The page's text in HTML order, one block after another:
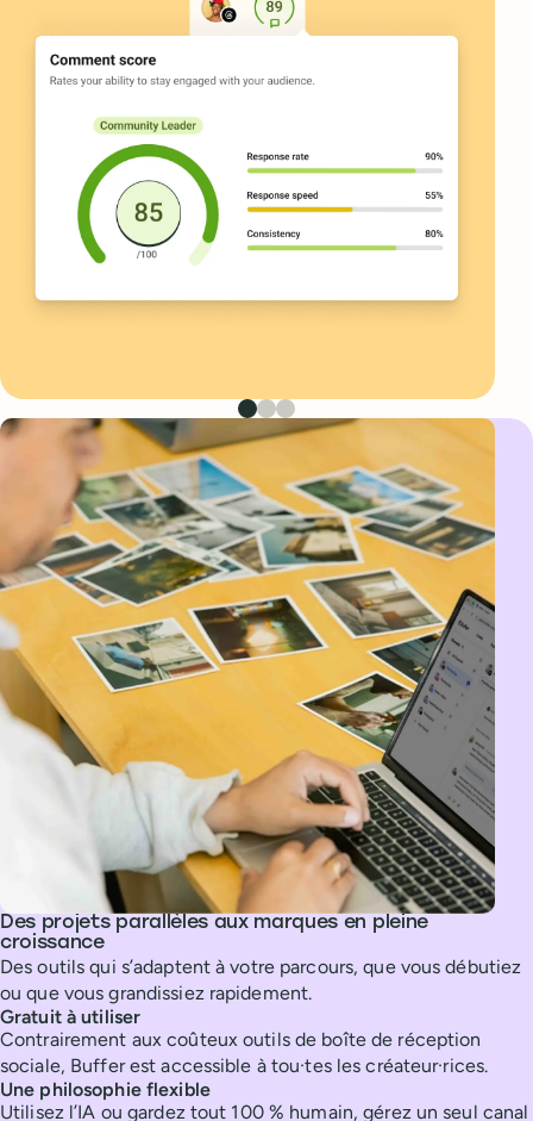
Première image
Deuxième image
Troisième image
Des projets parallèles aux marques en pleine
croissance
Des outils qui s’adaptent à votre parcours, que vous débutiez
ou que vous grandissiez rapidement.
Gratuit à utiliser
Contrairement aux coûteux outils de boîte de réception
sociale, Buffer est accessible à tou·tes les créateur·rices.
Une philosophie flexible
Utilisez l’IA ou gardez tout 100 % humain, gérez un seul canal